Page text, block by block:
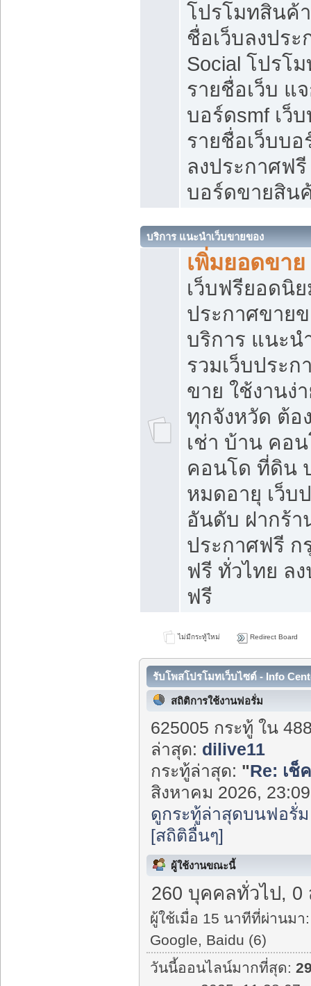
โปรโมทสินค้
ชื่อเว็บลงปร
Social โปรโ
รายชื่อเว็บ แ
บอร์ดsmf เว็
รายชื่อเว็บบ
ลงประกาศฟรี
บอร์ดขายสิน
บริการ แนะนำเว็บขายของ
เพิ่มยอดขา
เว็บฟรียอดนิ
ประกาศขาย
บริการ แนะน
รวมเว็บประก
ขาย ใช้งานง่
ทุกจังหวัด ต้อ
เช่า บ้าน คอ
คอนโด ที่ดิน
หมดอายุ เว็บ
อันดับ ฝากร้า
ประกาศฟรี ก
ฟรี ทั่วไทย ล
ฟรี
ไม่มีกระทู้ใหม่ Redirect Board
รับโพสโปรโมทเว็บไซต์ - Info
สถิติการใช้งานฟอรั่ม
625005 กระทู้ ใน
ล่าสุด: dilive11
กระทู้ล่าสุด: "Re: เช็
สิงหาคม 2026,
ดูกระทู้ล่าสุดบนฟอรั่ม
[สถิติอื่นๆ]
ผู้ใช้งานขณะนี้
260 บุคคลทั่วไป, 0
ผู้ใช้เมื่อ 15 นาทีที่ผ่านมา:
Google, Baidu (6)
วันนี้ออนไลน์มากที่สุด: